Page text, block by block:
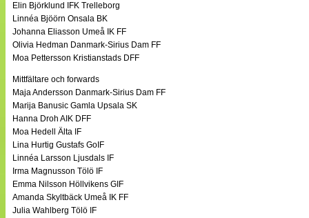
Annonsera
Statistik
Tipsa Damfotboll
Kontakt
Elin Björklund IFK Trelleborg
Linnéa Bjöörn Onsala BK
Johanna Eliasson Umeå IK FF
Olivia Hedman Danmark-Sirius Dam FF
Moa Pettersson Kristianstads DFF
Mittfältare och forwards
Maja Andersson Danmark-Sirius Dam FF
Marija Banusic Gamla Upsala SK
Hanna Droh AIK DFF
Moa Hedell Älta IF
Lina Hurtig Gustafs GoIF
Linnéa Larsson Ljusdals IF
Irma Magnusson Tölö IF
Emma Nilsson Höllvikens GIF
Amanda Skyltbäck Umeå IK FF
Julia Wahlberg Tölö IF